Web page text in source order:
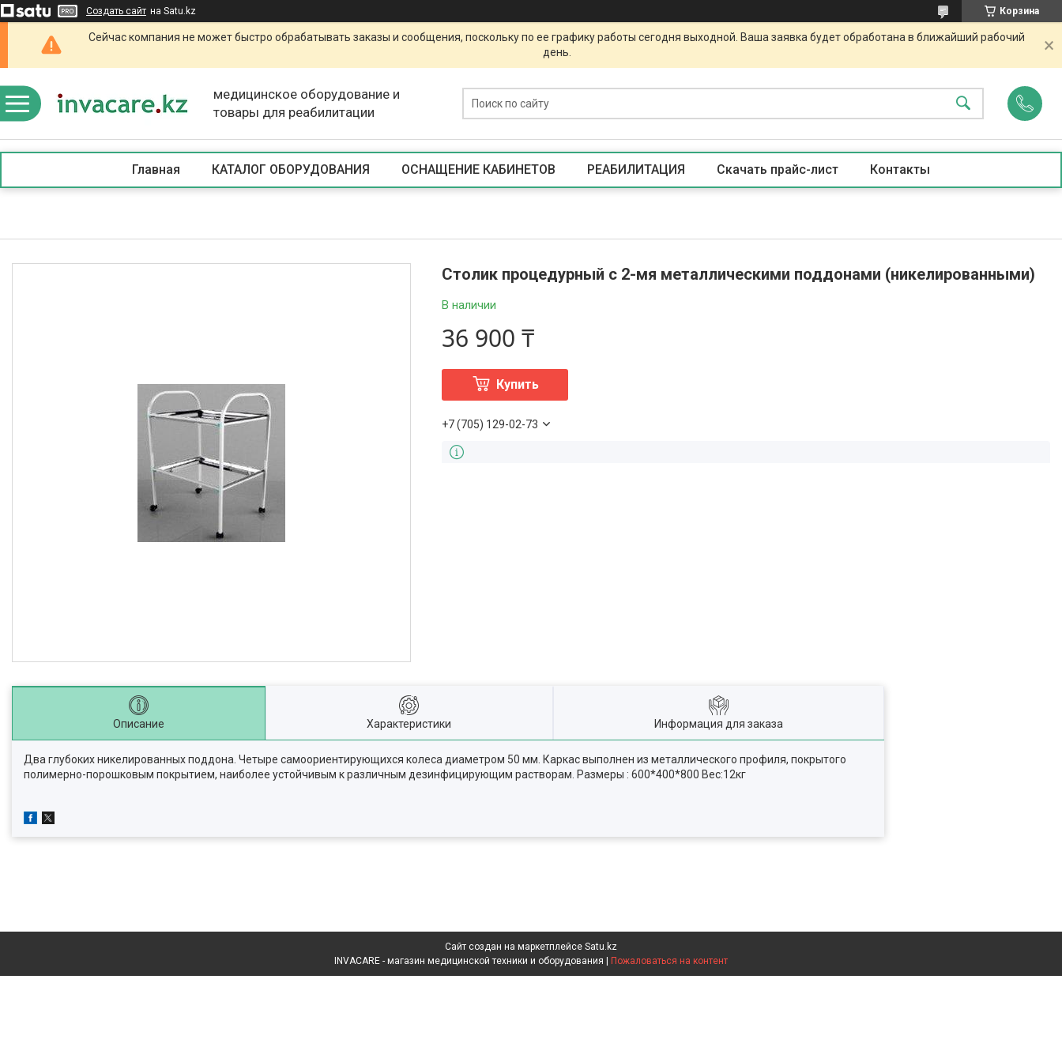
Создать сайт на Satu.kz Корзина
Сейчас компания не может быстро обрабатывать заказы и сообщения, поскольку по ее графику работы сегодня выходной. Ваша заявка будет обработана в ближайший рабочий
день.
медицинское оборудование и
товары для реабилитации
Главная КАТАЛОГ ОБОРУДОВАНИЯ ОСНАЩЕНИЕ КАБИНЕТОВ РЕАБИЛИТАЦИЯ Скачать прайс-лист Контакты
Столик процедурный с 2-мя металлическими поддонами (никелированными)
В наличии
36 900 ₸
Купить
+7 (705) 129-02-73
Описание Характеристики Информация для заказа
Два глубоких никелированных поддона. Четыре самоориентирующихся колеса диаметром 50 мм. Каркас выполнен из металлического профиля, покрытого
полимерно-порошковым покрытием, наиболее устойчивым к различным дезинфицирующим растворам. Размеры : 600*400*800 Вес:12кг
Сайт создан на маркетплейсе Satu.kz
Пожаловаться на контент